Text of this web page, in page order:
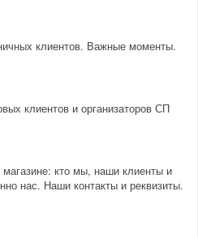
клиентов. Важные моменты.
клиентов и организаторов СП
кто мы, наши клиенты и
нас. Наши контакты и реквизиты.